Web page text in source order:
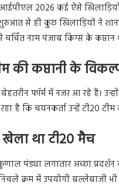
आईपीएल 2026 कई ऐसे
से ही कुछ खिलाड़ियों ने
नाम पंजाब किंग्स के कप्तान
की कप्तानी के
फॉर्म में नजर आ रहे हैं।
रहा है कि चयनकर्ता उन्हें टी20
था टी20 मैच
पंड्या लगातार अच्छा
क्रम में उपयोगी बल्लेबाजी